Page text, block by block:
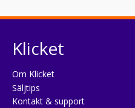
Klicket
Om Klicket
Säljtips
Kontakt & support